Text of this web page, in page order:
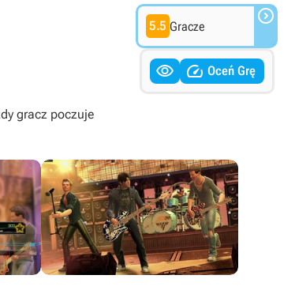
gracz poczuje
5.5 Gracze 
  Oceń Grę